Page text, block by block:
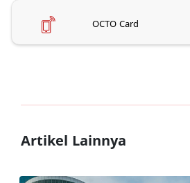
OCTO Card
Artikel Lainnya